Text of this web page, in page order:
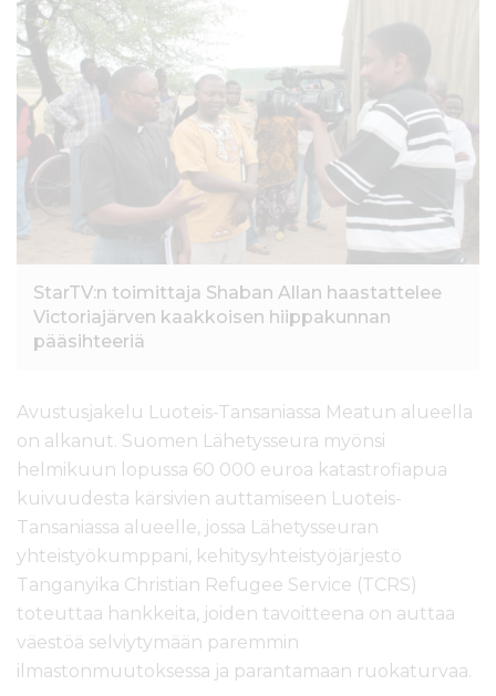
StarTV:n toimittaja Shaban Allan haastattelee
Victoriajärven kaakkoisen hiippakunnan
pääsihteeriä
Avustusjakelu Luoteis-Tansaniassa Meatun alueella
on alkanut. Suomen Lähetysseura myönsi
helmikuun lopussa 60 000 euroa katastrofiapua
kuivuudesta kärsivien auttamiseen Luoteis-
Tansaniassa alueelle, jossa Lähetysseuran
yhteistyökumppani, kehitysyhteistyöjärjestö
Tanganyika Christian Refugee Service (TCRS)
toteuttaa hankkeita, joiden tavoitteena on auttaa
väestöä selviytymään paremmin
ilmastonmuutoksessa ja parantamaan ruokaturvaa.